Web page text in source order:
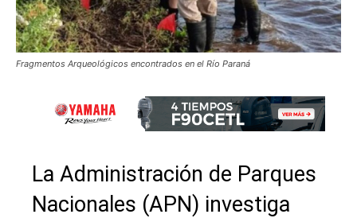
Fragmentos Arqueológicos encontrados en el Río Paraná
La Administración de Parques
Nacionales (APN) investiga